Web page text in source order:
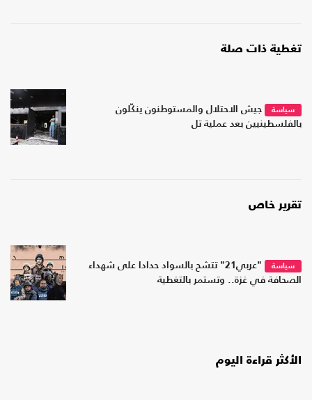
تغطية ذات صلة
سياسة
جيش الاحتلال والمستوطنون ينكّلون
بالفلسطينيين بعد عملية تل
تقرير خاص
سياسة
"عربي21" تتشح بالسواد حدادا على شهداء
الصحافة في غزة.. وتستمر بالتغطية
الأكثر قراءة اليوم